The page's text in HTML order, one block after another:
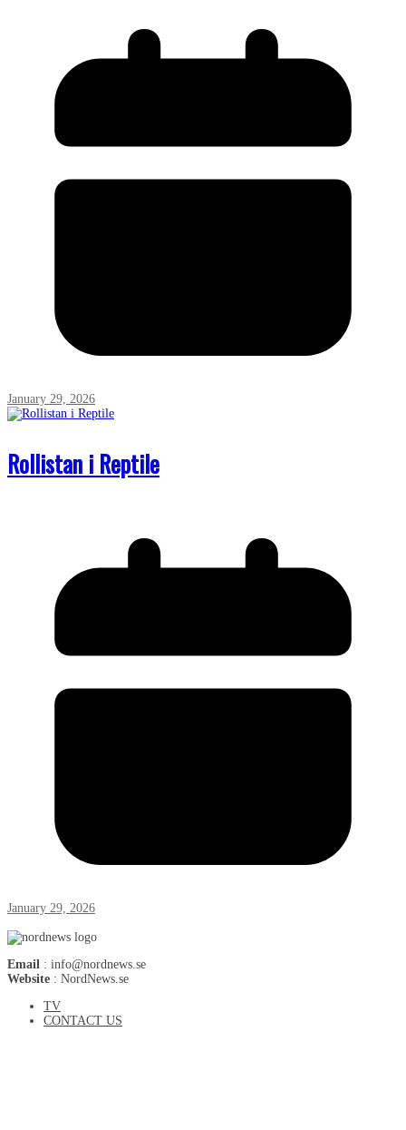
January 29, 2026
Rollistan i Reptile
January 29, 2026
Email : info@nordnews.se
Website : NordNews.se
TV
CONTACT US